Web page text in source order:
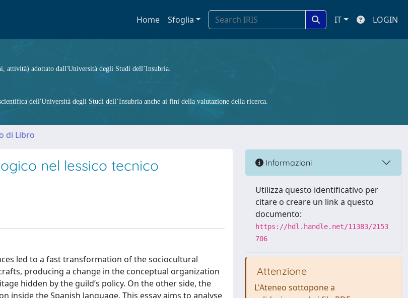
Home Sfoglia IT LOGIN
attività) adottato dall'Università degli Studi dell’Insubria.
dell'Università degli Studi dell’Insubria anche ai fini della valutazione della ricerca.
di Libro
nel lessico tecnico
led to a fast transformation of the sociocultural
producing a change in the conceptual organization
hidden by the guild’s policy. On the other side, the
inside the Spanish language. This essay aims to analyse
Informazioni
Utilizza questo identificativo per
citare o creare un link a questo
documento:
https://hdl.handle.net/11383/2153
706
Attenzione
L'Ateneo sottopone a